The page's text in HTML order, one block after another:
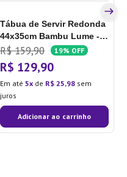
Tábua de Servir Redonda
44x35cm Bambu Lume -
Ou
R$ 159,90 19% OFF
R$ 129,90
Em até 5 de R$ 25,98 sem
juros
Adicionar ao carrinho